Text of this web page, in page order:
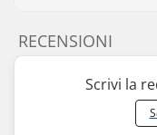
RECENSIONI
Scrivi la